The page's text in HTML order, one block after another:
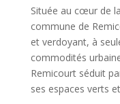
Située au cœur de
commune de
et verdoyant, à
commodités
Remicourt séduit
ses espaces verts